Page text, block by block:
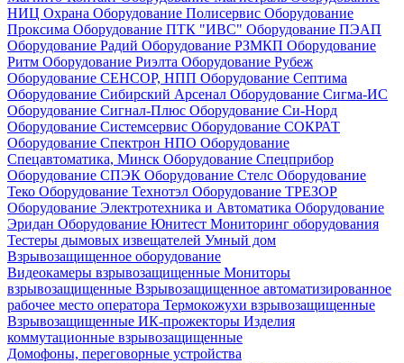
НИЦ Охрана Оборудование Полисервис Оборудование
Проксима Оборудование ПТК "ИВС" Оборудование ПЭАП
Оборудование Радий Оборудование РЗМКП Оборудование
Ритм Оборудование Риэлта Оборудование Рубеж
Оборудование СЕНСОР, НПП Оборудование Септима
Оборудование Сибирский Арсенал Оборудование Сигма-ИС
Оборудование Сигнал-Плюс Оборудование Си-Норд
Оборудование Системсервис Оборудование СОКРАТ
Оборудование Спектрон НПО Оборудование
Спецавтоматика, Минск Оборудование Спецприбор
Оборудование СПЭК Оборудование Стелс Оборудование
Теко Оборудование Технотэл Оборудование ТРЕЗОР
Оборудование Электротехника и Автоматика Оборудование
Эридан Оборудование Юнитест Мониторинг оборудования
Тестеры дымовых извещателей Умный дом
Взрывозащищенное оборудование
Видеокамеры взрывозащищенные Мониторы
взрывозащищенные Взрывозащищенное автоматизированное
рабочее место оператора Термокожухи взрывозащищенные
Взрывозащищенные ИК-прожекторы Изделия
коммутационные взрывозащищенные
Домофоны, переговорные устройства